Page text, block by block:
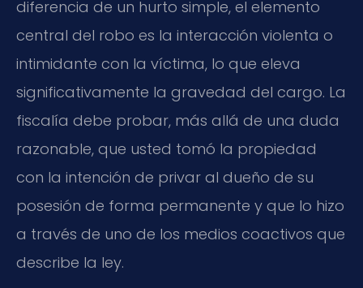
diferencia de un hurto simple, el elemento
central del robo es la interacción violenta o
intimidante con la víctima, lo que eleva
significativamente la gravedad del cargo. La
fiscalía debe probar, más allá de una duda
razonable, que usted tomó la propiedad
con la intención de privar al dueño de su
posesión de forma permanente y que lo hizo
a través de uno de los medios coactivos que
describe la ley.